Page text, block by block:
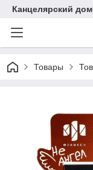
Канцелярский
Товары